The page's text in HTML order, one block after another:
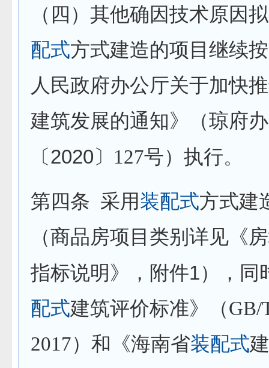
（四）其他确因技术原因
配式方式建造的项目继续
人民政府办公厅关于加快
建筑发展的通知》（琼府
〔 2020 〕 127号）执行。
第四条 采用装配式方式建
（商品房项目类别详见《
指标说明》，附件1），同
配式建筑评价标准》（GB/
2017）和《海南省装配式